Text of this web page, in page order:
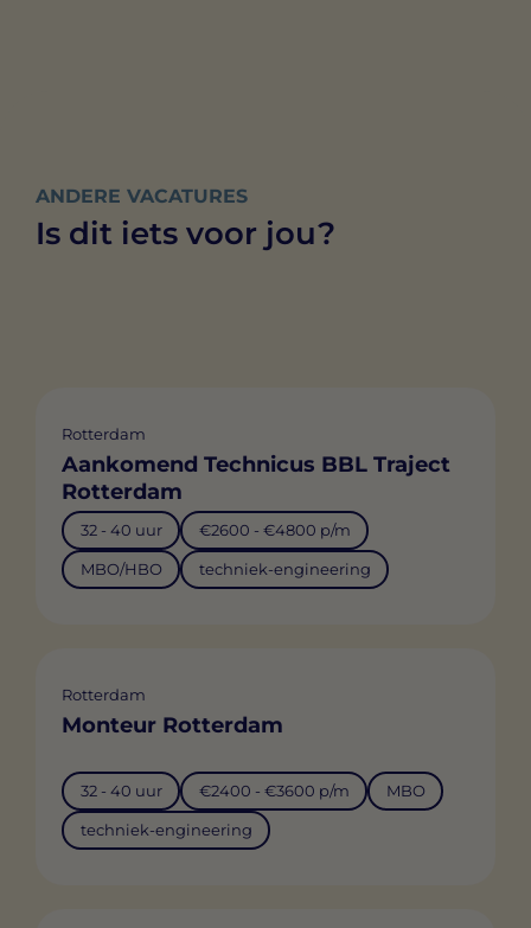
ANDERE VACATURES
Is dit iets voor jou?
Rotterdam
Aankomend Technicus BBL Traject
Rotterdam
32 - 40 uur €2600 - €4800 p/m
MBO/HBO techniek-engineering
Rotterdam
Monteur Rotterdam
32 - 40 uur €2400 - €3600 p/m MBO
techniek-engineering